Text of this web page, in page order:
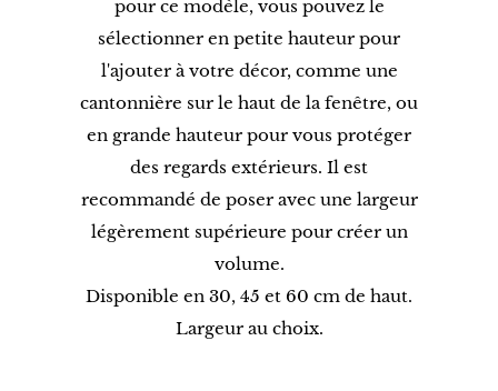
pour ce modèle, vous pouvez le
sélectionner en petite hauteur pour
l'ajouter à votre décor, comme une
cantonnière sur le haut de la fenêtre, ou
en grande hauteur pour vous protéger
des regards extérieurs. Il est
recommandé de poser avec une largeur
légèrement supérieure pour créer un
volume.
Disponible en 30, 45 et 60 cm de haut.
Largeur au choix.